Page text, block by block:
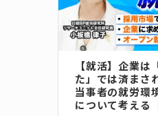
【就活】企業は
た」では済まさ
当事者の就労環
について考える